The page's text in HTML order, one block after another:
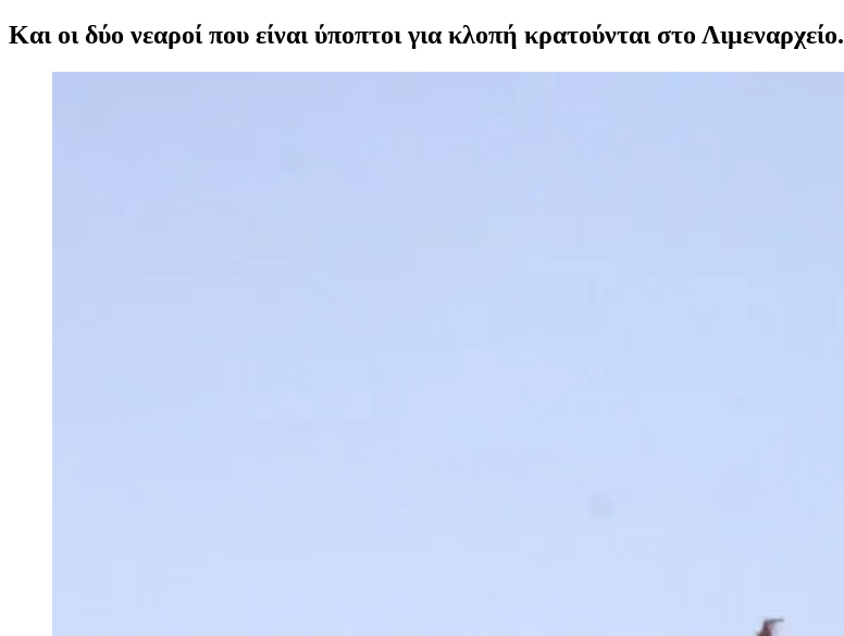
Και οι δύο νεαροί που είναι ύποπτοι για κλοπή κρατούνται στο Λιμεναρχείο.